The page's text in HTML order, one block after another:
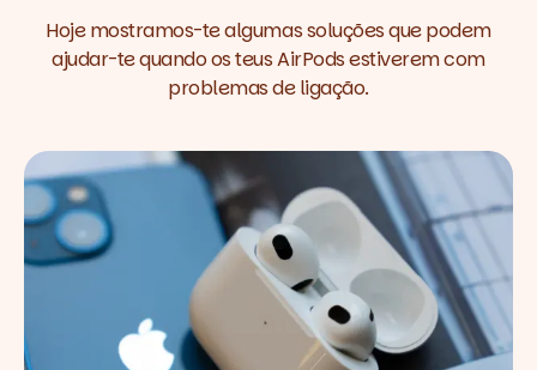
Hoje mostramos-te algumas soluções que podem
ajudar-te quando os teus AirPods estiverem com
problemas de ligação.